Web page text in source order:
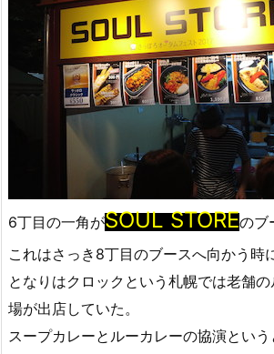
6丁目の一角がSOUL STOREのブ
これはさっき8丁目のブースへ向かう時
となりはクロックという札幌では老舗
場が出店していた。
スープカレーとルーカレーの協演という